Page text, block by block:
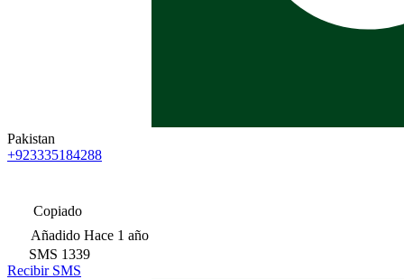
Pakistan
+923335184288
Copiado
Añadido Hace 1 año
SMS 1339
Recibir SMS